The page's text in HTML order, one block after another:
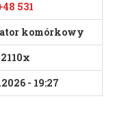
531
komórkowy
2110x
- 19:27